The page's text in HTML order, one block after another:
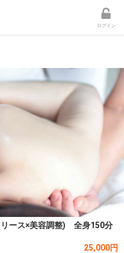
ログイン
リース×美容調整) 全身150分
25,000円